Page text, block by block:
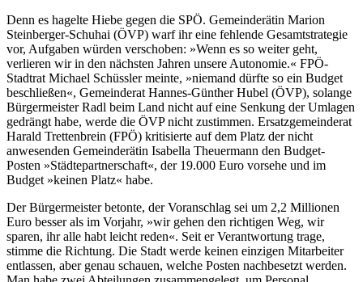
Denn es hagelte Hiebe gegen die SPÖ. Gemeinderätin Marion
Steinberger-Schuhai (ÖVP) warf ihr eine fehlende Gesamtstrategie
vor, Aufgaben würden verschoben: »Wenn es so weiter geht,
verlieren wir in den nächsten Jahren unsere Autonomie.« FPÖ-
Stadtrat Michael Schüssler meinte, »niemand dürfte so ein Budget
beschließen«, Gemeinderat Hannes-Günther Hubel (ÖVP), solange
Bürgermeister Radl beim Land nicht auf eine Senkung der Umlagen
gedrängt habe, werde die ÖVP nicht zustimmen. Ersatzgemeinderat
Harald Trettenbrein (FPÖ) kritisierte auf dem Platz der nicht
anwesenden Gemeinderätin Isabella Theuermann den Budget-
Posten »Städtepartnerschaft«, der 19.000 Euro vorsehe und im
Budget »keinen Platz« habe.
Der Bürgermeister betonte, der Voranschlag sei um 2,2 Millionen
Euro besser als im Vorjahr, »wir gehen den richtigen Weg, wir
sparen, ihr alle habt leicht reden«. Seit er Verantwortung trage,
stimme die Richtung. Die Stadt werde keinen einzigen Mitarbeiter
entlassen, aber genau schauen, welche Posten nachbesetzt werden.